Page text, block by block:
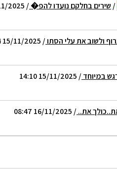
/שירים בחלקם נועדו להפ�/ 15/11/2025 13:11
ולשוב את עלי הסתו/ 15/11/2025 13:24
במיוחד/ 15/11/2025 14:10
את../ 16/11/2025 08:47